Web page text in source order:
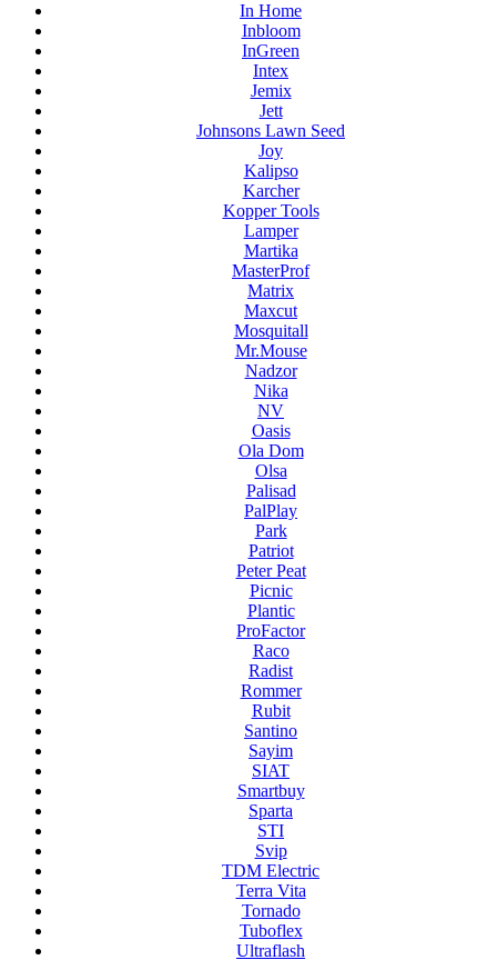
In Home
Inbloom
InGreen
Intex
Jemix
Jett
Johnsons Lawn Seed
Joy
Kalipso
Karcher
Kopper Tools
Lamper
Martika
MasterProf
Matrix
Maxcut
Mosquitall
Mr.Mouse
Nadzor
Nika
NV
Oasis
Ola Dom
Olsa
Palisad
PalPlay
Park
Patriot
Peter Peat
Picnic
Plantic
ProFactor
Raco
Radist
Rommer
Rubit
Santino
Sayim
SIAT
Smartbuy
Sparta
STI
Svip
TDM Electric
Terra Vita
Tornado
Tuboflex
Ultraflash